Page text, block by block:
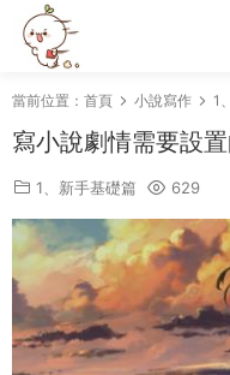
當前位置： 首頁 小說寫作 1
寫小說劇情需要設
1、新手基礎篇 629